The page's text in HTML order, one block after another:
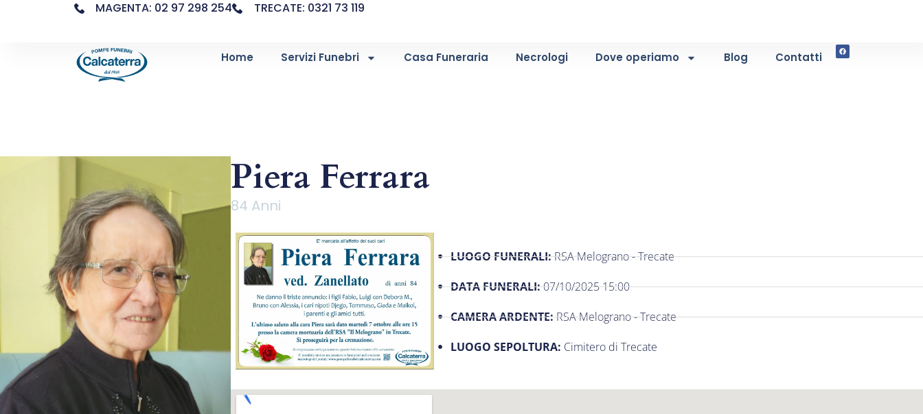
MAGENTA: 02 97 298 254 TRECATE: 0321 73 119
Home Servizi Funebri Casa Funeraria Necrologi Dove operiamo Blog Contatti
Piera Ferrara
84 Anni
LUOGO FUNERALI:RSA Melograno - Trecate
DATA FUNERALI:07/10/2025 15:00
CAMERA ARDENTE:RSA Melograno - Trecate
LUOGO SEPOLTURA: Cimitero di Trecate